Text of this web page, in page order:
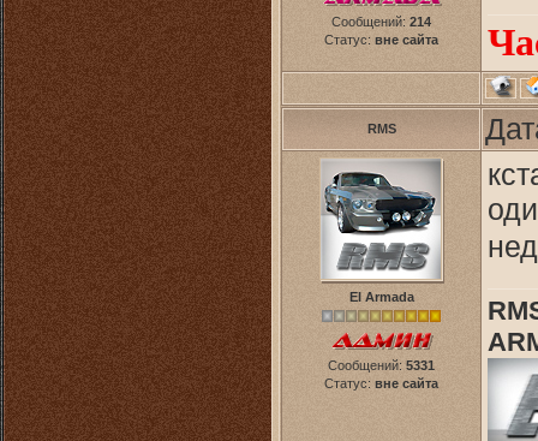
Сообщений: 214
Статус: вне сайта
RMS
El Armada
Сообщений: 5331
Статус: вне сайта